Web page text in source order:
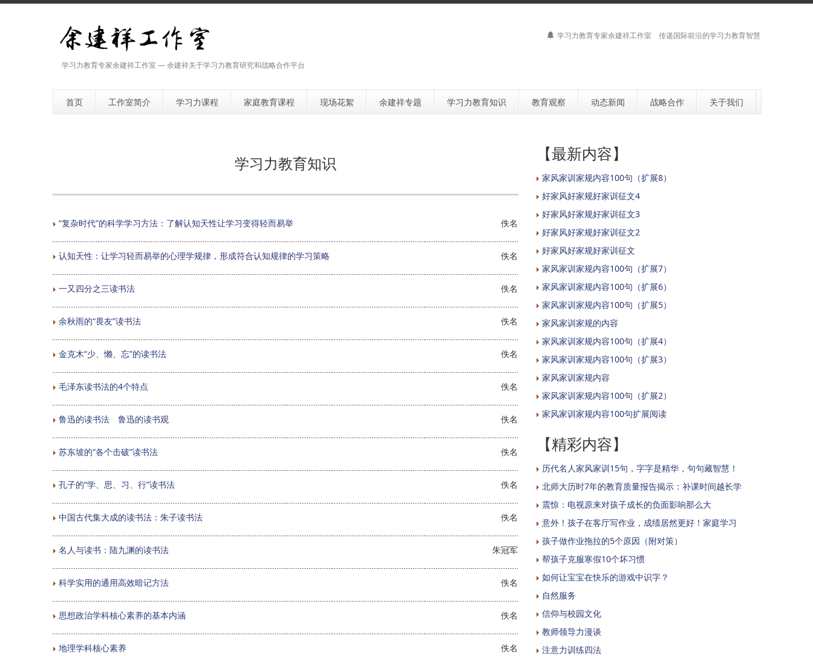
学习力教育专家余建祥工作室 — 余建祥关于学习力教育研究和战略合作平台
学习力教育专家余建祥工作室 传递国际前沿的学习力教育智慧
首页 工作室简介 学习力课程 家庭教育课程 现场花絮 余建祥专题 学习力教育知识 教育观察 动态新闻 战略合作 关于我们
学习力教育知识
“复杂时代”的科学学习方法：了解认知天性让学习变得轻而易举 佚名
认知天性：让学习轻而易举的心理学规律，形成符合认知规律的学习策略 佚名
一又四分之三读书法 佚名
余秋雨的“畏友”读书法 佚名
金克木“少、懒、忘”的读书法 佚名
毛泽东读书法的4个特点 佚名
鲁迅的读书法 鲁迅的读书观 佚名
苏东坡的“各个击破”读书法 佚名
孔子的“学、思、习、行”读书法 佚名
中国古代集大成的读书法：朱子读书法 佚名
名人与读书：陆九渊的读书法 朱冠军
科学实用的通用高效暗记方法 佚名
思想政治学科核心素养的基本内涵 佚名
地理学科核心素养 佚名
【最新内容】
家风家训家规内容100句（扩展8）
好家风好家规好家训征文4
好家风好家规好家训征文3
好家风好家规好家训征文2
好家风好家规好家训征文
家风家训家规内容100句（扩展7）
家风家训家规内容100句（扩展6）
家风家训家规内容100句（扩展5）
家风家训家规的内容
家风家训家规内容100句（扩展4）
家风家训家规内容100句（扩展3）
家风家训家规内容
家风家训家规内容100句（扩展2）
家风家训家规内容100句扩展阅读
【精彩内容】
历代名人家风家训15句，字字是精华，句句藏智慧！
北师大历时7年的教育质量报告揭示：补课时间越长学
震惊：电视原来对孩子成长的负面影响那么大
意外！孩子在客厅写作业，成绩居然更好！家庭学习
孩子做作业拖拉的5个原因（附对策）
帮孩子克服寒假10个坏习惯
如何让宝宝在快乐的游戏中识字？
自然服务
信仰与校园文化
教师领导力漫谈
注意力训练四法